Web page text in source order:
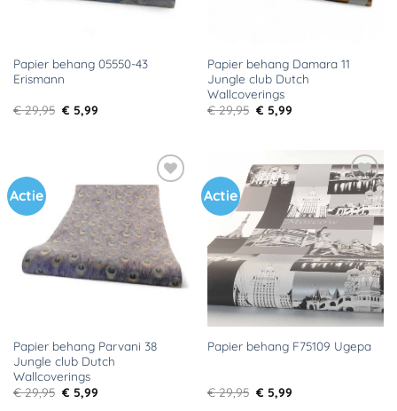
Papier behang 05550-43
Erismann
€29,95 Oorspronkelijke
prijs
€ 5,99Huidige
Papier behang Damara 11
Jungle club Dutch
Wallcoverings
€29,95 Oorspronkelijke
prijs
€ 5,99Huidige
Actie
Toevoegen
aan
verlanglijst
Papier behang Parvani 38
Jungle club Dutch
Wallcoverings
€29,95 Oorspronkelijke
prijs
€ 5,99Huidige
Actie
Toevoegen
aan
verlanglijst
Papier behang F75109 Ugepa
€29,95 Oorspronkelijke
prijs
€ 5,99Huidige